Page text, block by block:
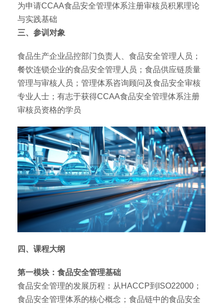
为申请CCAA食品安全管理体系注册审核员积累理论
与实践基础
三、参训对象
食品生产企业品控部门负责人、食品安全管理人员；
餐饮连锁企业的食品安全管理人员；食品供应链质量
管理与审核人员；管理体系咨询顾问及食品安全审核
专业人士；有志于获得CCAA食品安全管理体系注册
审核员资格的学员
四、课程大纲
第一模块：食品安全管理基础
食品安全管理的发展历程：从HACCP到ISO22000；
食品安全管理体系的核心概念；食品链中的食品安全